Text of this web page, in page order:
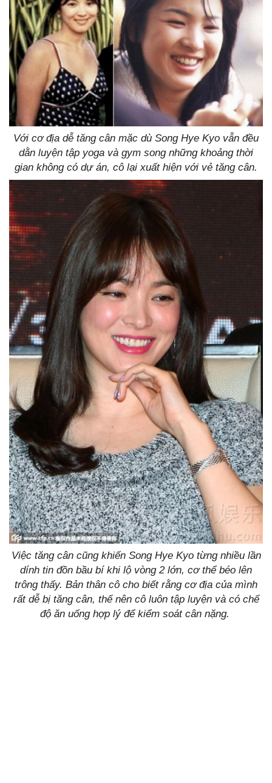
Với cơ địa dễ tăng cân mặc dù Song Hye Kyo vẫn đều
dằn luyện tập yoga và gym song những khoảng thời
gian không có dự án, cô lại xuất hiện với vẻ tăng cân.
Việc tăng cân cũng khiến Song Hye Kyo từng nhiều lần
dính tin đồn bầu bí khi lộ vòng 2 lớn, cơ thể béo lên
trông thấy. Bản thân cô cho biết rằng cơ địa của mình
rất dễ bị tăng cân, thế nên cô luôn tập luyện và có chế
độ ăn uống hợp lý để kiểm soát cân nặng.